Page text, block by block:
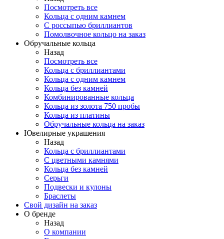
Посмотреть все
Кольца с одним камнем
С россыпью бриллиантов
Помолвочное кольцо на заказ
Обручальные кольца
Назад
Посмотреть все
Кольца с бриллиантами
Кольца с одним камнем
Кольца без камней
Комбинированные кольца
Кольца из золота 750 пробы
Кольца из платины
Обручальные кольца на заказ
Ювелирные украшения
Назад
Кольца с бриллиантами
С цветными камнями
Кольца без камней
Серьги
Подвески и кулоны
Браслеты
Свой дизайн на заказ
О бренде
Назад
О компании